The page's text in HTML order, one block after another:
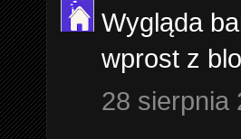
Wygląda
wprost z
28 sierpnia